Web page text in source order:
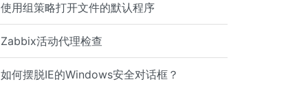
使用组策略打开文件的默认程序
Zabbix活动代理检查
如何摆脱IE的Windows安全对话框？